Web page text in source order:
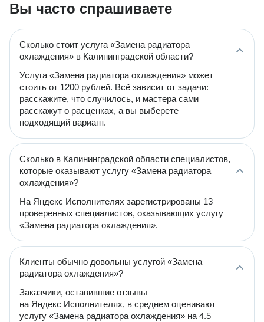
Вы часто спрашиваете
Сколько стоит услуга «Замена радиатора
охлаждения» в Калининградской области?
Услуга «Замена радиатора охлаждения» может
стоить от 1200 рублей. Всё зависит от задачи:
расскажите, что случилось, и мастера сами
расскажут о расценках, а вы выберете
подходящий вариант.
Сколько в Калининградской области специалистов,
которые оказывают услугу «Замена радиатора
охлаждения»?
На Яндекс Исполнителях зарегистрированы 13
проверенных специалистов, оказывающих услугу
«Замена радиатора охлаждения».
Клиенты обычно довольны услугой «Замена
радиатора охлаждения»?
Заказчики, оставившие отзывы
на Яндекс Исполнителях, в среднем оценивают
услугу «Замена радиатора охлаждения» на 4.5